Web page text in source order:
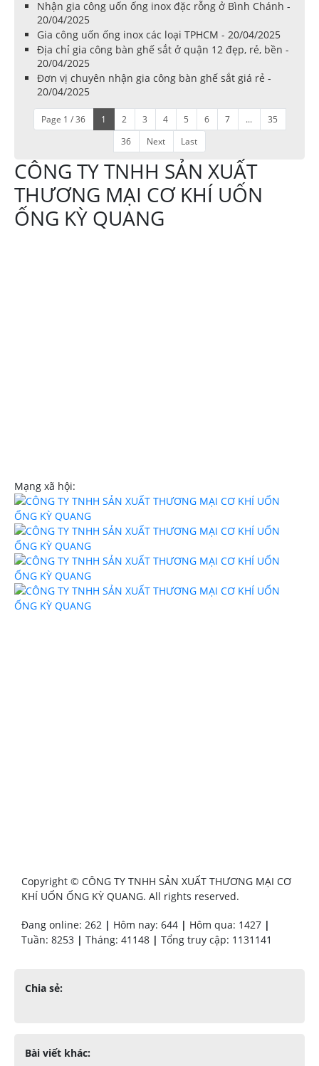
Nhận gia công uốn ống inox đặc rỗng ở Bình Chánh -
20/04/2025
Gia công uốn ống inox các loại TPHCM - 20/04/2025
Địa chỉ gia công bàn ghế sắt ở quận 12 đẹp, rẻ, bền -
20/04/2025
Đơn vị chuyên nhận gia công bàn ghế sắt giá rẻ -
20/04/2025
Page 1 / 36 1 2 3 4 5 6 7 ...
35
36
Next Last
CÔNG TY TNHH SẢN XUẤT
THƯƠNG MẠI CƠ KHÍ UỐN
ỐNG KỲ QUANG
Mạng xã hội:
Copyright © CÔNG TY TNHH SẢN XUẤT THƯƠNG MẠI CƠ
KHÍ UỐN ỐNG KỲ QUANG. All rights reserved.
Đang online: 262 | Hôm nay: 644 | Hôm qua: 1427 |
Tuần: 8253 | Tháng: 41148 | Tổng truy cập: 1131141
Chia sẻ:
Bài viết khác: